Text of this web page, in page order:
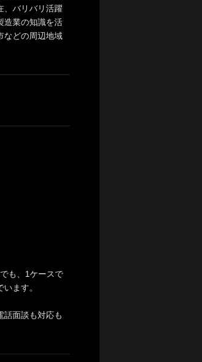
、バリバリ活躍
造業の知識を活
などの周辺地域
も、1ケースで
ます。
話面談も対応も